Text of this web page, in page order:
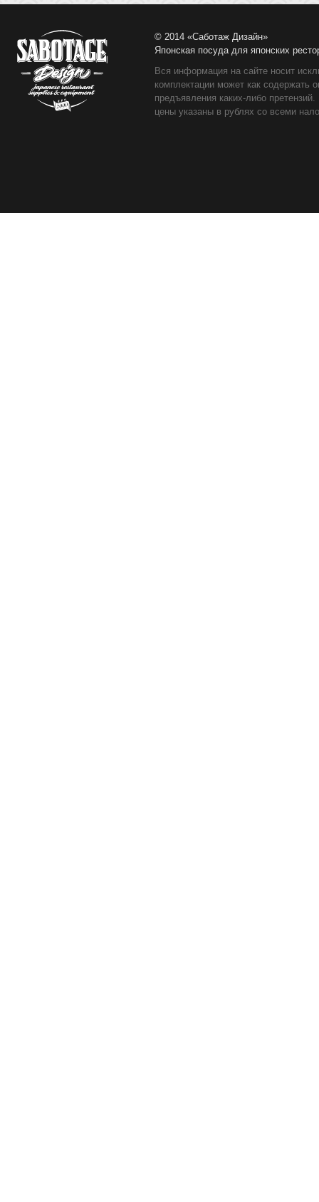
© 2014 «Саботаж Дизайн»
Японская посуда для японских
Вся информация на сайте носит
комплектации может как содержать
предъявления каких-либо
цены указаны в рублях со всеми